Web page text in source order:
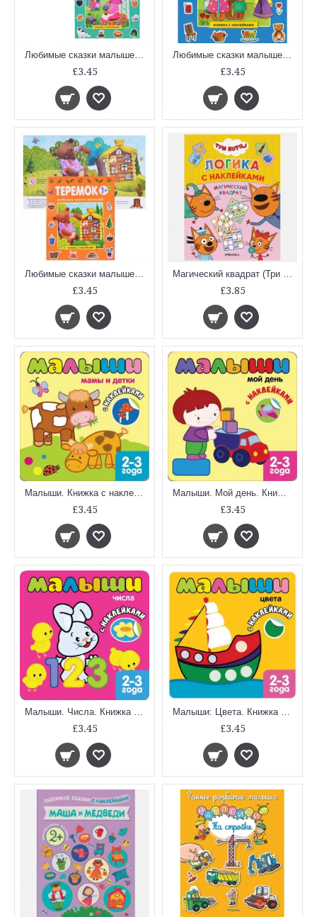
Любимые сказки малышей. Колобок
£3.45
Любимые сказки малышей. Маша и медведи
£3.45
Любимые сказки малышей. Теремок
£3.45
Магический квадрат (Три кота. Логика с наклейками)
£3.85
Малыши. Книжка с наклейками для самых маленьких. Мамы и детки
£3.45
Малыши. Мой день. Книжка с наклейками
£3.45
Малыши. Числа. Книжка с наклейками
£3.45
Малыши: Цвета. Книжка с наклейками для самых маленьких
£3.45